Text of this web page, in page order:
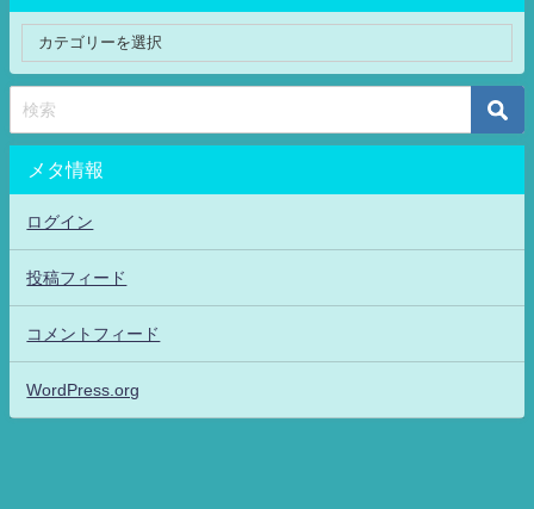
メタ情報
ログイン
投稿フィード
コメントフィード
WordPress.org